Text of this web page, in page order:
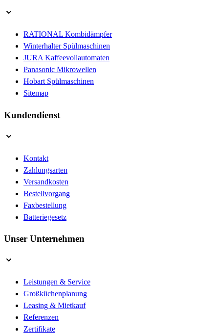
RATIONAL Kombidämpfer
Winterhalter Spülmaschinen
JURA Kaffeevollautomaten
Panasonic Mikrowellen
Hobart Spülmaschinen
Sitemap
Kundendienst
Kontakt
Zahlungsarten
Versandkosten
Bestellvorgang
Faxbestellung
Batteriegesetz
Unser Unternehmen
Leistungen & Service
Großküchenplanung
Leasing & Mietkauf
Referenzen
Zertifikate